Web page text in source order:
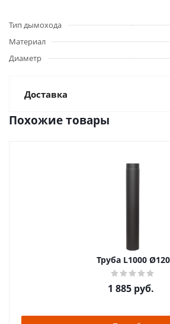
Тип дымохода
Материал
Диаметр
Доставка
Похожие товары
Труба L1000 Ø120
1 885 руб.